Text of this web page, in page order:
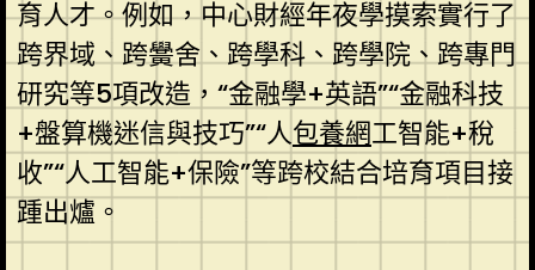
育人才。例如，中心財經年夜學摸索實行了
跨界域、跨黌舍、跨學科、跨學院、跨專門
研究等5項改造，“金融學+英語”“金融科技
+盤算機迷信與技巧”“人包養網工智能+稅
收”“人工智能+保險”等跨校結合培育項目接
踵出爐。